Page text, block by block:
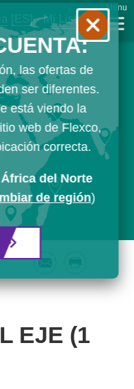
[ES] Mi Lista
Menu
EJE (1
las ofertas de
ser diferentes.
está viendo la
web de Flexco,
correcta.
del Norte
de región)